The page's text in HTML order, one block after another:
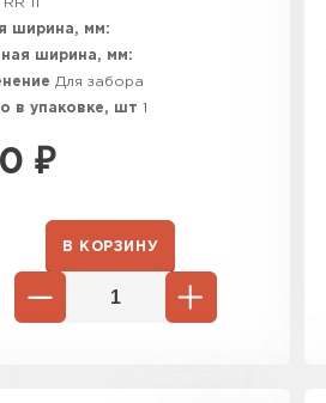
RR 11
ширина, мм:
ширина, мм:
Для забора
в упаковке, шт 1
₽
В КОРЗИНУ